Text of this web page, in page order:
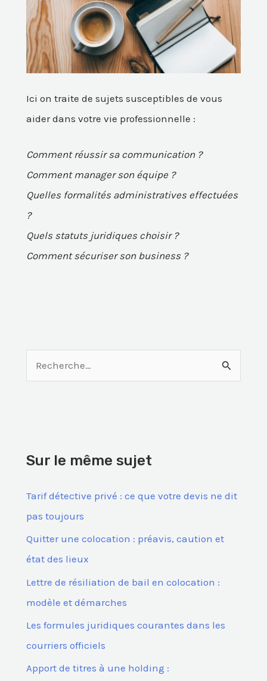
Ici on traite de sujets susceptibles de vous
aider dans votre vie professionnelle :
Comment réussir sa communication ?
Comment manager son équipe ?
Quelles formalités administratives effectuées
?
Quels statuts juridiques choisir ?
Comment sécuriser son business ?
Sur le même sujet
Tarif détective privé : ce que votre devis ne dit
pas toujours
Quitter une colocation : préavis, caution et
état des lieux
Lettre de résiliation de bail en colocation :
modèle et démarches
Les formules juridiques courantes dans les
courriers officiels
Apport de titres à une holding :